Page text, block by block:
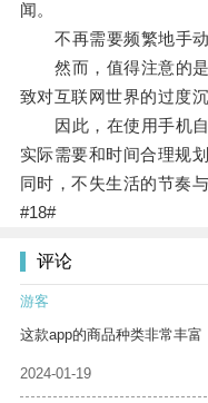
闻。
不再需要频繁地手动
然而，值得注意的是
致对互联网世界的过度
因此，在使用手机自
实际需要和时间合理规
同时，不失生活的节奏与
#18#
评论
游客
这款app的商品种类非常丰富
2024-01-19